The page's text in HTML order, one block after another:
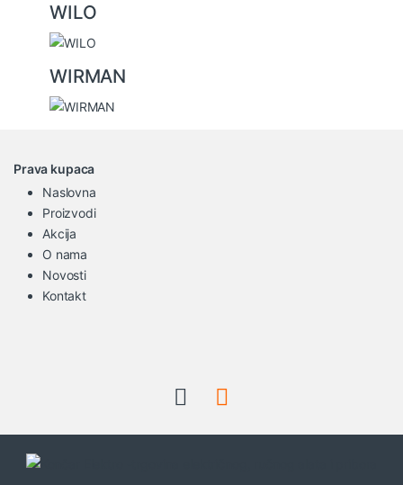
WILO
WIRMAN
Prava kupaca
Naslovna
Proizvodi
Akcija
O nama
Novosti
Kontakt